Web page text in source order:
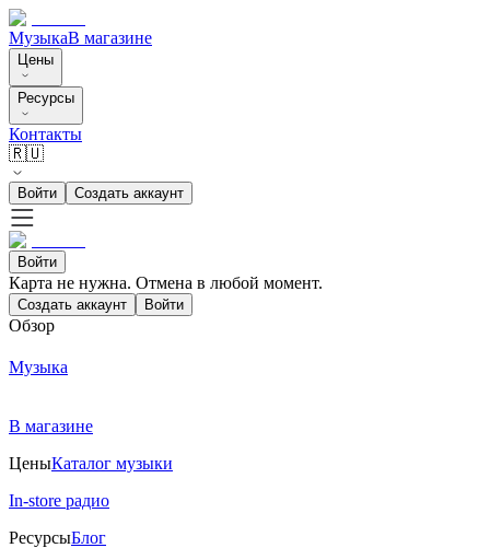
МузыкаВ магазине
Цены
Ресурсы
Контакты
🇷🇺
Войти Создать аккаунт
Войти
Карта не нужна. Отмена в любой момент.
Создать аккаунт Войти
Обзор
Музыка
В магазине
ЦеныКаталог музыки
In-store радио
РесурсыБлог